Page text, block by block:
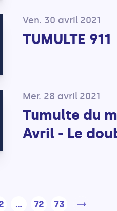
Ven. 30 avril 2021
TUMULTE 911
Mer. 28 avril 2021
Tumulte du
Avril - Le
... 72 73